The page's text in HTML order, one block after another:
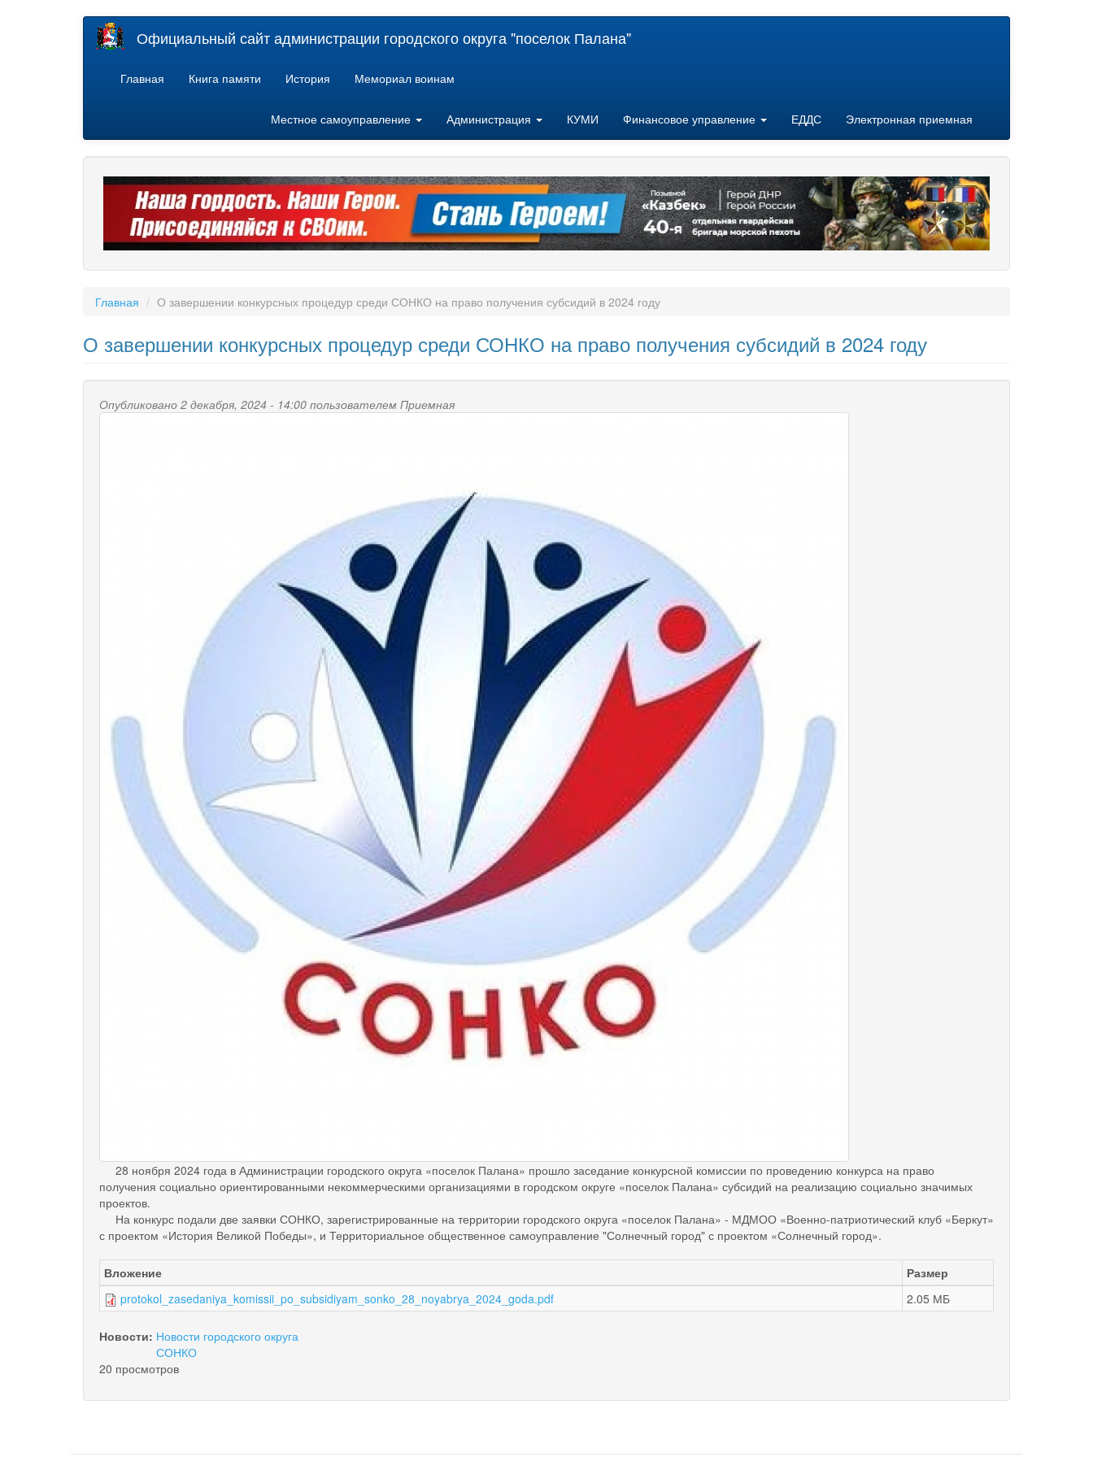
Официальный сайт администрации городского округа "поселок Палана"
Главная Книга памяти История Мемориал воинам
Местное самоуправление Администрация КУМИ Финансовое управление ЕДДС Электронная приемная
Главная О завершении конкурсных процедур среди СОНКО на право получения субсидий в 2024 году
О завершении конкурсных процедур среди СОНКО на право получения субсидий в 2024 году
Опубликовано 2 декабря, 2024 - 14:00 пользователем Приемная
28 ноября 2024 года в Администрации городского округа «поселок Палана» прошло заседание конкурсной комиссии по проведению конкурса на право
получения социально ориентированными некоммерческими организациями в городском округе «поселок Палана» субсидий на реализацию социально значимых
проектов.
На конкурс подали две заявки СОНКО, зарегистрированные на территории городского округа «поселок Палана» - МДМОО «Военно-патриотический клуб «Беркут»
с проектом «История Великой Победы», и Территориальное общественное самоуправление "Солнечный город" с проектом «Солнечный город».
Вложение
Размер
protokol_zasedaniya_komissii_po_subsidiyam_sonko_28_noyabrya_2024_goda.pdf
2.05 МБ
Новости: Новости городского округа
СОНКО
20 просмотров